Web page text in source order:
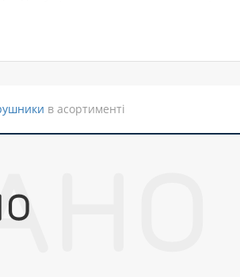
в асортименті